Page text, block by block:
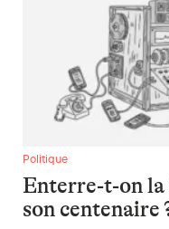
Enterre-t-on la SNCB à
Politique
Enterre-t-on la
son centenaire